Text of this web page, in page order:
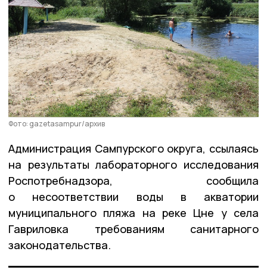
Фото: gazetasampur/архив
Администрация Сампурского округа, ссылаясь
на результаты лабораторного исследования
Роспотребнадзора, сообщила
о несоответствии воды в акватории
муниципального пляжа на реке Цне у села
Гавриловка требованиям санитарного
законодательства.